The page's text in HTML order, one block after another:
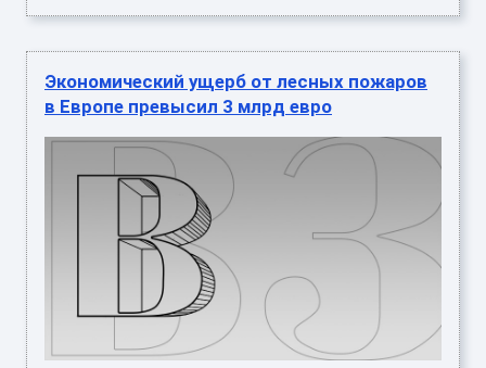
Экономический ущерб от лесных пожаров
в Европе превысил 3 млрд евро